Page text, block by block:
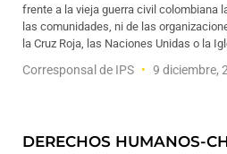
frente a la vieja guerra civil colombiana
las comunidades, ni de las
la Cruz Roja, las Naciones Unidas o la
Corresponsal de IPS 9 diciembre,
DERECHOS HUMANOS-